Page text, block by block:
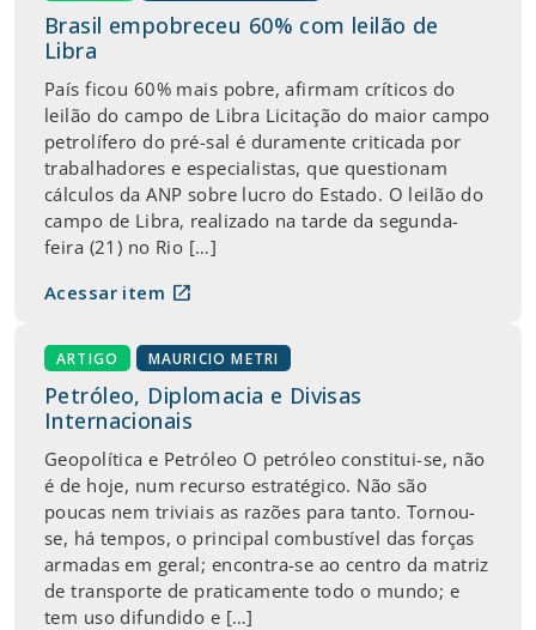
Brasil empobreceu 60% com leilão de
Libra
País ficou 60% mais pobre, afirmam críticos do
leilão do campo de Libra Licitação do maior campo
petrolífero do pré-sal é duramente criticada por
trabalhadores e especialistas, que questionam
cálculos da ANP sobre lucro do Estado. O leilão do
campo de Libra, realizado na tarde da segunda-
feira (21) no Rio […]
Acessar item open_in_new
ARTIGO MAURICIO METRI
Petróleo, Diplomacia e Divisas
Internacionais
Geopolítica e Petróleo O petróleo constitui-se, não
é de hoje, num recurso estratégico. Não são
poucas nem triviais as razões para tanto. Tornou-
se, há tempos, o principal combustível das forças
armadas em geral; encontra-se ao centro da matriz
de transporte de praticamente todo o mundo; e
tem uso difundido e […]